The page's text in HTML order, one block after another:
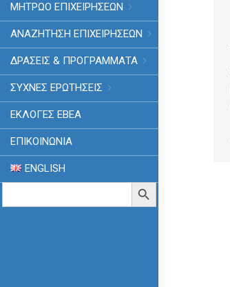
ΜΗΤΡΩΟ ΕΠΙΧΕΙΡΗΣΕΩΝ
ΑΝΑΖΗΤΗΣΗ ΕΠΙΧΕΙΡΗΣΕΩΝ
ΔΡΑΣΕΙΣ & ΠΡΟΓΡΑΜΜΑΤΑ
ΣΥΧΝΕΣ ΕΡΩΤΗΣΕΙΣ
ΕΚΛΟΓΈΣ ΕΒΕΑ
ΕΠΙΚΟΙΝΩΝΙΑ
ENGLISH
Search
Search Button